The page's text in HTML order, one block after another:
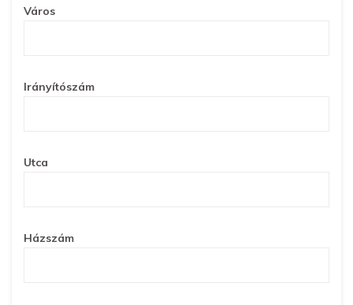
Város
Irányítószám
Utca
Házszám